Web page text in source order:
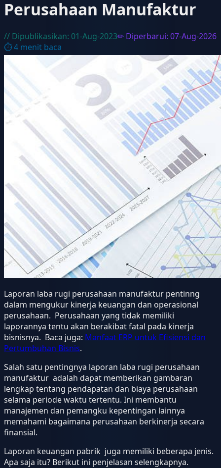
Perusahaan Manufaktur
// Dipublikasikan: 01-Aug-2023✏ Diperbarui: 07-Aug-2026
⏱4 menit baca
Laporan laba rugi perusahaan manufaktur pentinng
dalam mengukur kinerja keuangan dan operasional
perusahaan. Perusahaan yang tidak memiliki
laporannya tentu akan berakibat fatal pada kinerja
bisnisnya. Baca juga: Manfaat ERP untuk Efisiensi dan
Pertumbuhan Bisnis.
Salah satu pentingnya laporan laba rugi perusahaan
manufaktur adalah dapat memberikan gambaran
lengkap tentang pendapatan dan biaya perusahaan
selama periode waktu tertentu. Ini membantu
manajemen dan pemangku kepentingan lainnya
memahami bagaimana perusahaan berkinerja secara
finansial.
Laporan keuangan pabrik juga memiliki beberapa jenis.
Apa saja itu? Berikut ini penjelasan selengkapnya.